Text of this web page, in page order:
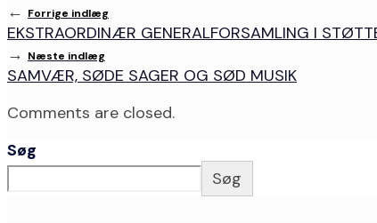
← Forrige indlæg
EKSTRAORDINÆR GENERALFORSAMLING I
→ Næste indlæg
SAMVÆR, SØDE SAGER OG SØD MUSIK
Comments are closed.
Søg
Søg